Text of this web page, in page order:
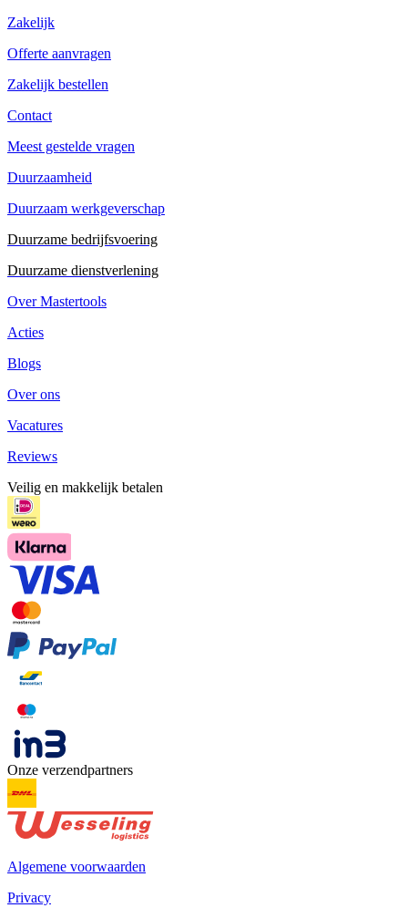
Zakelijk
Offerte aanvragen
Zakelijk bestellen
Contact
Meest gestelde vragen
Duurzaamheid
Duurzaam werkgeverschap
Duurzame bedrijfsvoering
Duurzame dienstverlening
Over Mastertools
Acties
Blogs
Over ons
Vacatures
Reviews
Veilig en makkelijk betalen
Onze verzendpartners
Algemene voorwaarden
Privacy